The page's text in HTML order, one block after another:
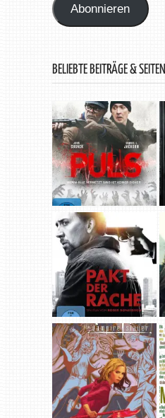
Abonnieren
BELIEBTE BEITRÄGE & SEITEN